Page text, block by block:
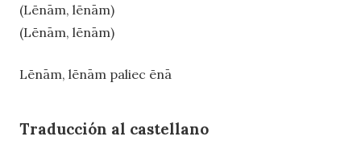
(Lēnām, lēnām)
(Lēnām, lēnām)
Lēnām, lēnām paliec ēnā
Traducción al castellano